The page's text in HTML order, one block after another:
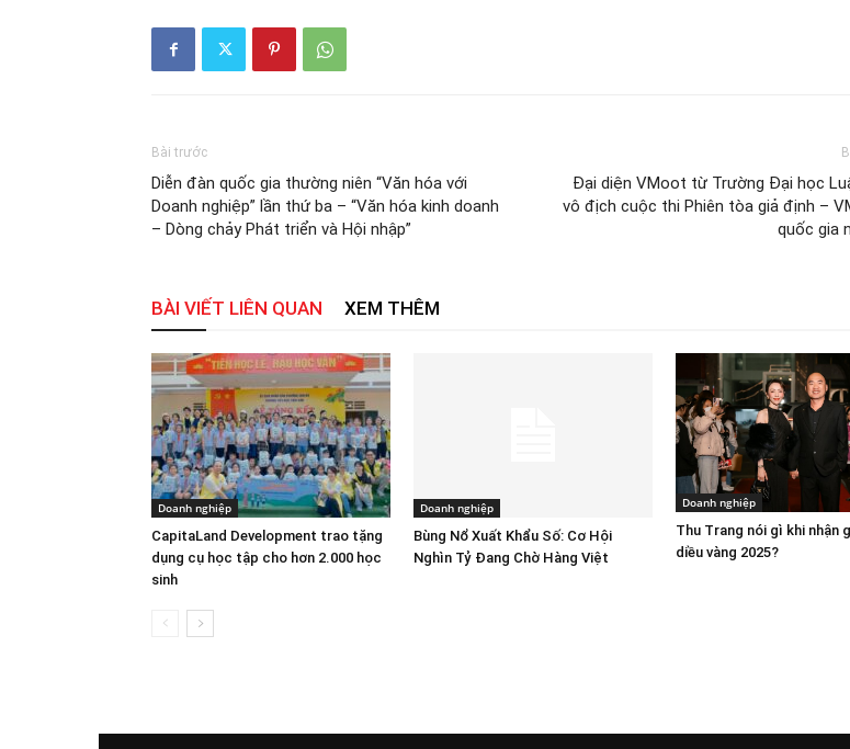
Bài trước
Diễn đàn quốc gia thường niên “Văn hóa với
Doanh nghiệp” lần thứ ba – “Văn hóa kinh doanh
– Dòng chảy Phát triển và Hội nhập”
Đại diện VMoot từ Trường Đại học
vô địch cuộc thi Phiên tòa giả định –
quốc gia
BÀI VIẾT LIÊN QUAN XEM THÊM
Doanh nghiệp
CapitaLand Development trao tặng
dụng cụ học tập cho hơn 2.000 học
sinh
Doanh nghiệp
Bùng Nổ Xuất Khẩu Số: Cơ Hội
Nghìn Tỷ Đang Chờ Hàng Việt
Doanh nghiệp
Thu Trang nói gì khi nhận
diều vàng 2025?